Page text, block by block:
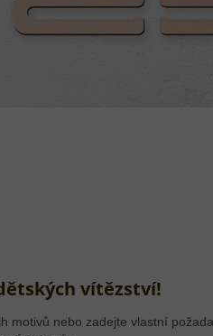
vítězství!
motivů nebo zadejte vlastní